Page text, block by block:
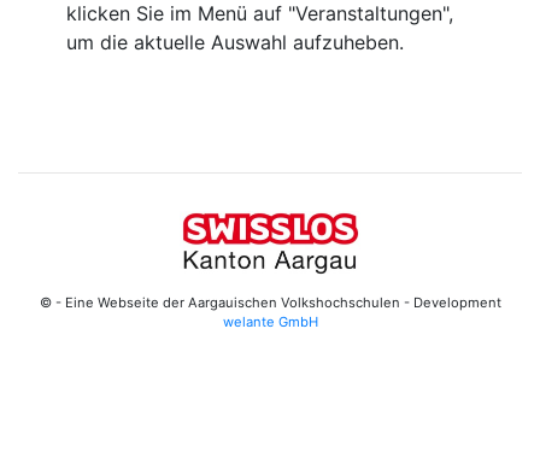
klicken Sie im Menü auf "Veranstaltungen",
um die aktuelle Auswahl aufzuheben.
© - Eine Webseite der Aargauischen Volkshochschulen - Development
welante GmbH